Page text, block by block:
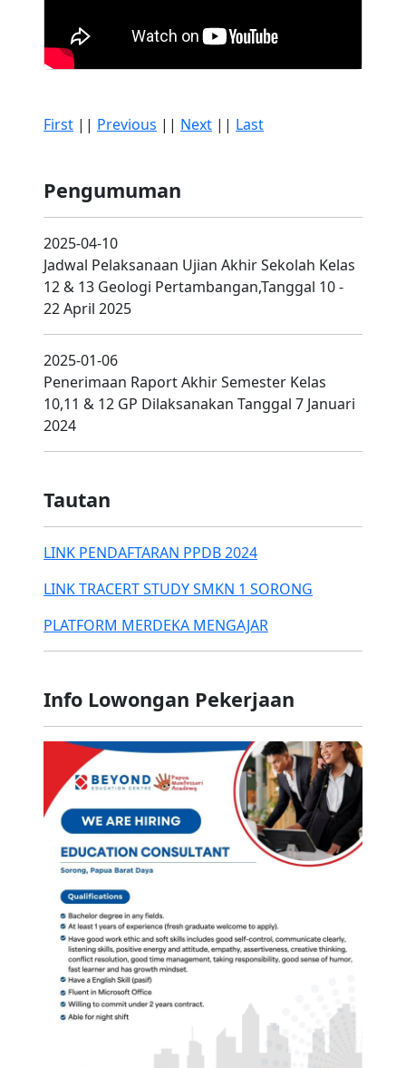
First || Previous || Next || Last
Pengumuman
2025-04-10
Jadwal Pelaksanaan Ujian Akhir Sekolah Kelas
12 & 13 Geologi Pertambangan,Tanggal 10 -
22 April 2025
2025-01-06
Penerimaan Raport Akhir Semester Kelas
10,11 & 12 GP Dilaksanakan Tanggal 7 Januari
2024
Tautan
LINK PENDAFTARAN PPDB 2024
LINK TRACERT STUDY SMKN 1 SORONG
PLATFORM MERDEKA MENGAJAR
Info Lowongan Pekerjaan